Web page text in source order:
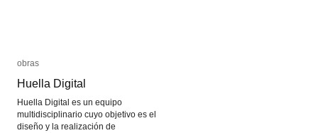
obras
Huella Digital
Huella Digital es un equipo
multidisciplinario cuyo objetivo es el
diseño y la realización de
obras
Huella Digital